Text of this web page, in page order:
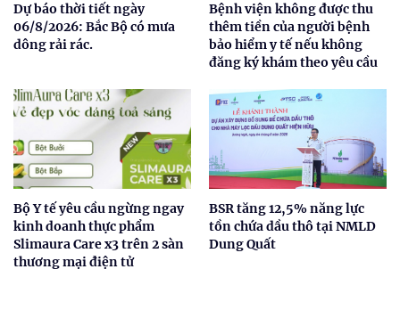
Dự báo thời tiết ngày
06/8/2026: Bắc Bộ có mưa
dông rải rác.
Bệnh viện không được thu
thêm tiền của người bệnh
bảo hiểm y tế nếu không
đăng ký khám theo yêu cầu
Bộ Y tế yêu cầu ngừng ngay
kinh doanh thực phẩm
Slimaura Care x3 trên 2 sàn
thương mại điện tử
BSR tăng 12,5% năng lực
tồn chứa dầu thô tại NMLD
Dung Quất